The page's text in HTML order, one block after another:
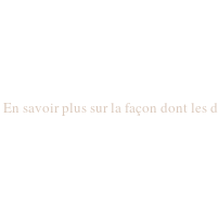
En savoir plus sur la façon dont les